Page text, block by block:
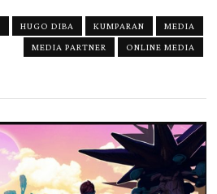
HUGO DIBA KUMPARAN
MEDIA
MEDIA PARTNER
ONLINE MEDIA